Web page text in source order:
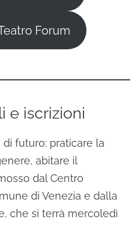
Forum
e iscrizioni
di futuro: praticare la
abitare il
dal Centro
di Venezia e dalla
che si terrà mercoledì